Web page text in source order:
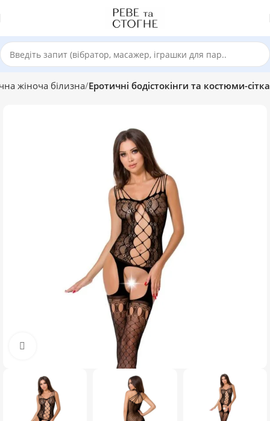
жіноча білизна Еротичні бодістокінги та костюми-сітка